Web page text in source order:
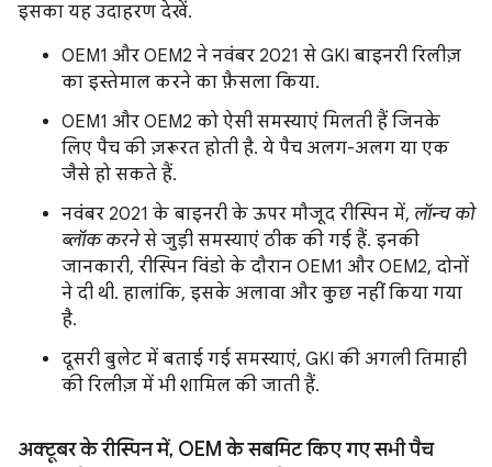
इसका यह उदाहरण देखें.
OEM1 और OEM2 ने नवंबर 2021 से GKI बाइनरी रिलीज़
का इस्तेमाल करने का फ़ैसला किया.
OEM1 और OEM2 को ऐसी समस्याएं मिलती हैं जिनके
लिए पैच की ज़रूरत होती है. ये पैच अलग-अलग या एक
जैसे हो सकते हैं.
नवंबर 2021 के बाइनरी के ऊपर मौजूद रीस्पिन में, लॉन्च को
ब्लॉक करनेसे जुड़ी समस्याएं ठीक की गई हैं. इनकी
जानकारी, रीस्पिन विंडो के दौरान OEM1 और OEM2, दोनों
ने दी थी. हालांकि, इसके अलावा और कुछ नहीं किया गया
है.
दूसरी बुलेट में बताई गई समस्याएं, GKI की अगली तिमाही
की रिलीज़ में भी शामिल की जाती हैं.
अक्टूबर के रीस्पिन में, OEM के सबमिट किए गए सभी पैच